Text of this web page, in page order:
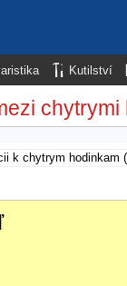
Kutilství
chytrymi
k chytrym